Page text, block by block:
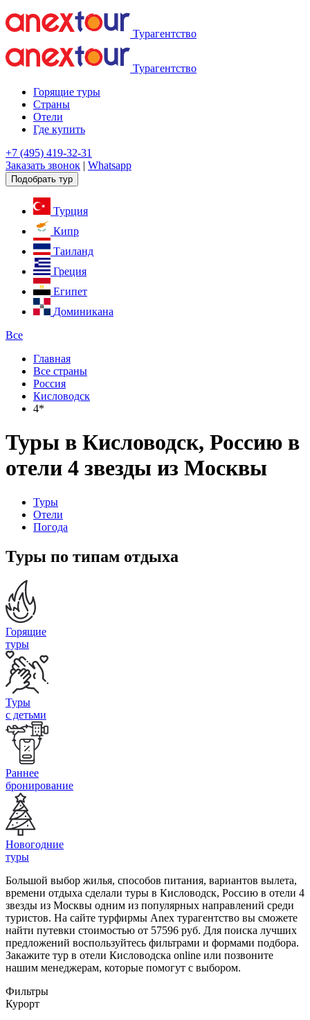
Турагентство
Турагентство
Горящие туры
Страны
Отели
Где купить
+7 (495) 419-32-31
Заказать звонок | Whatsapp
Подобрать тур
Турция
Кипр
Таиланд
Греция
Египет
Доминикана
Все
Главная
Все страны
Россия
Кисловодск
4*
Туры в Кисловодск, Россию в
отели 4 звезды из Москвы
Туры
Отели
Погода
Туры по типам отдыха
Горящие
туры
Туры
с детьми
Раннее
бронирование
Новогодние
туры
Большой выбор жилья, способов питания, вариантов вылета,
времени отдыха сделали туры в Кисловодск, Россию в отели 4
звезды из Москвы одним из популярных направлений среди
туристов. На сайте турфирмы Anex турагентство вы сможете
найти путевки стоимостью от 57596 руб. Для поиска лучших
предложений воспользуйтесь фильтрами и формами подбора.
Закажите тур в отели Кисловодска online или позвоните
нашим менеджерам, которые помогут с выбором.
Фильтры
Курорт